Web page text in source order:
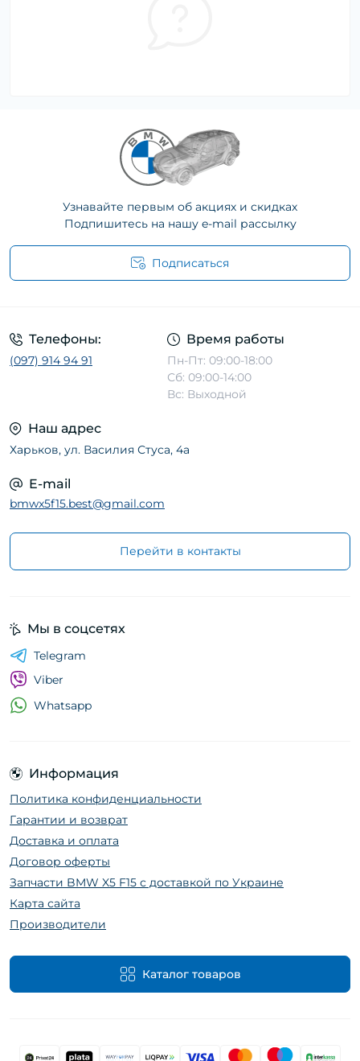
Узнавайте первым об акциях и скидках
Подпишитесь на нашу e-mail рассылку
Подписаться
Телефоны:
(097) 914 94 91
Время работы
Пн-Пт: 09:00-18:00
Сб: 09:00-14:00
Вс: Выходной
Наш адрес
Харьков, ул. Василия Стуса, 4а
E-mail
bmwx5f15.best@gmail.com
Перейти в контакты
Информация
Политика конфиденциальности
Гарантии и возврат
Доставка и оплата
Договор оферты
Запчасти BMW X5 F15 с доставкой по Украине
Карта сайта
Производители
Каталог товаров
Мы в соцсетях
Telegram
Viber
Whatsapp